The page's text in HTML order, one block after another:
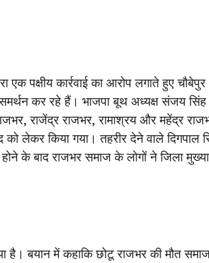
पक्षीय कार्रवाई का आरोप लगाते हुए चौबेपुर
कर रहे हैं। भाजपा बूथ अध्यक्ष संजय
राजेंद्र राजभर, रामाश्रय और महेंद्र
लेकर किया गया। तहरीर देने वाले दिगपाल
के बाद राजभर समाज के लोगों ने जिला
है। बयान में कहाकि छोटू राजभर की मौत